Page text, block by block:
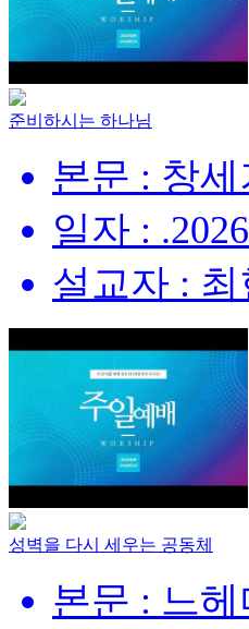
준비하시는 하나님
본문 : 창세
일자 :
설교자 :
성벽을 다시 세우는 공동체
본문 : 느헤